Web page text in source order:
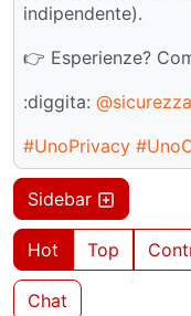
indipendente).
👉 Esperienze?
:diggita: @sicurezza
#UnoPrivacy
Sidebar
Hot Top
Chat